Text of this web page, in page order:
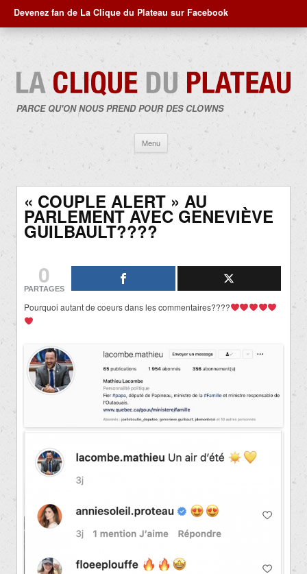
Devenez fan de La Clique du Plateau sur Facebook
PARCE QU'ON NOUS PREND POUR DES CLOWNS
Menu
contenu
« COUPLE ALERT » AU
PARLEMENT AVEC GENEVIÈVE
GUILBAULT????
0
PARTAGES
Pourquoi autant de coeurs dans les commentaires????